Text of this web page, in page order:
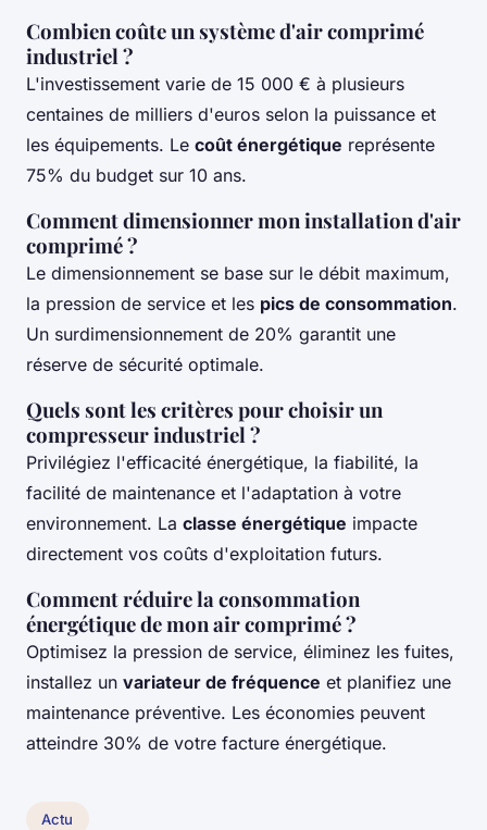
Combien coûte un système d'air comprimé
industriel ?
L'investissement varie de 15 000 € à plusieurs
centaines de milliers d'euros selon la puissance et
les équipements. Le coût énergétique représente
75% du budget sur 10 ans.
Comment dimensionner mon installation d'air
comprimé ?
Le dimensionnement se base sur le débit maximum,
la pression de service et les pics de consommation.
Un surdimensionnement de 20% garantit une
réserve de sécurité optimale.
Quels sont les critères pour choisir un
compresseur industriel ?
Privilégiez l'efficacité énergétique, la fiabilité, la
facilité de maintenance et l'adaptation à votre
environnement. La classe énergétique impacte
directement vos coûts d'exploitation futurs.
Comment réduire la consommation
énergétique de mon air comprimé ?
Optimisez la pression de service, éliminez les fuites,
installez un variateur de fréquence et planifiez une
maintenance préventive. Les économies peuvent
atteindre 30% de votre facture énergétique.
Actu